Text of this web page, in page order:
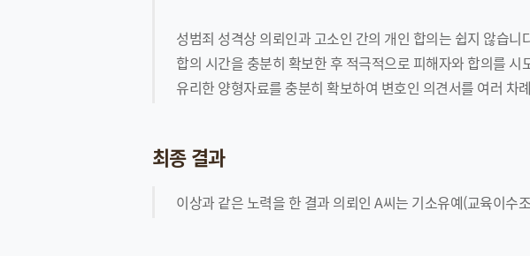
성범죄 성격상 의뢰인과 고소인 간의 개인 합의는 쉽지 않습
합의 시간을 충분히 확보한 후 적극적으로 피해자와 합의를
유리한 양형자료를 충분히 확보하여 변호인 의견서를 여러 차
최종 결과
이상과 같은 노력을 한 결과 의뢰인 A씨는 기소유예(교육이수